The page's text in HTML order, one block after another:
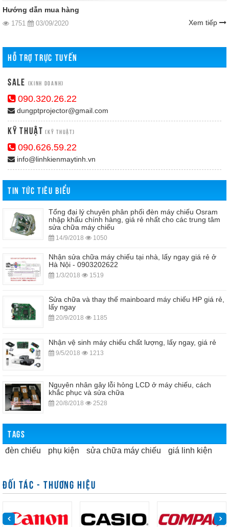
Hướng dẫn mua hàng
1751 03/09/2020 Xem tiếp
HỖ TRỢ TRỰC TUYẾN
Sale (Kinh doanh)
090.320.26.22
dungptprojector@gmail.com
Kỹ Thuật (Kỹ thuật)
090.626.59.22
info@linhkienmaytinh.vn
TIN TỨC TIÊU BIỂU
Tổng đại lý chuyên phân phối đèn máy chiếu Osram
nhập khẩu chính hàng, giá rẻ nhất cho các trung tâm
sửa chữa máy chiếu
14/9/2018 1050
Nhận sửa chữa máy chiếu tại nhà, lấy ngay giá rẻ ở
Hà Nội - 0903202622
1/3/2018 1519
Sửa chữa và thay thế mainboard máy chiếu HP giá rẻ,
lấy ngay
20/9/2018 1185
Nhận vệ sinh máy chiếu chất lượng, lấy ngay, giá rẻ
9/5/2018 1213
Nguyên nhân gây lỗi hỏng LCD ở máy chiếu, cách
khắc phục và sửa chữa
20/8/2018 2528
TAGS
đèn chiếu phụ kiện sửa chữa máy chiếu giá linh kiện
ĐỐI TÁC - THƯƠNG HIỆU